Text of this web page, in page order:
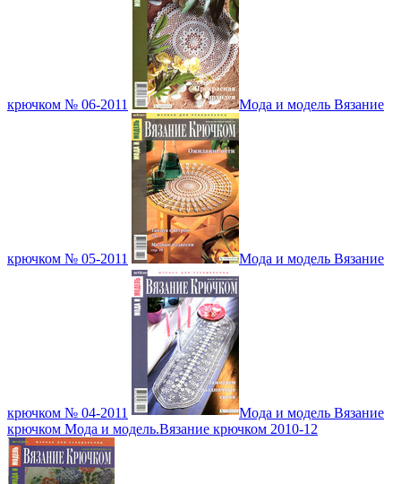
крючком № 06-2011 Мода и модель Вязание
крючком № 05-2011 Мода и модель Вязание
крючком № 04-2011
Мода и модель Вязание
крючком Мода и модель.Вязание крючком 2010-12